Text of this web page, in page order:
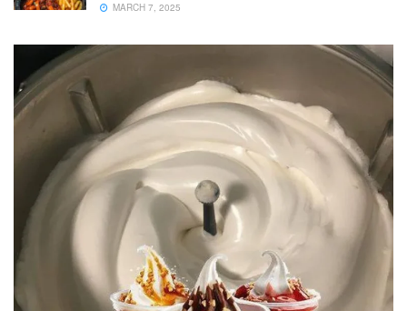
MARCH 7, 2025